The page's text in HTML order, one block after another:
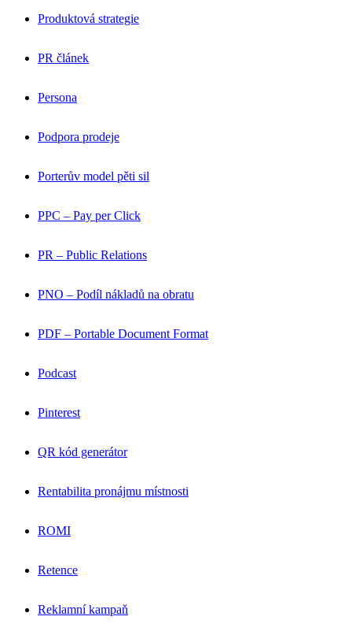
Produktová strategie
PR článek
Persona
Podpora prodeje
Porterův model pěti sil
PPC – Pay per Click
PR – Public Relations
PNO – Podíl nákladů na obratu
PDF – Portable Document Format
Podcast
Pinterest
QR kód generátor
Rentabilita pronájmu místnosti
ROMI
Retence
Reklamní kampaň